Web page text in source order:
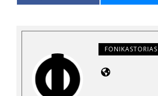
FONIKASTORIAS